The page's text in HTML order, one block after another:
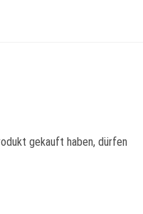
gekauft haben, dürfen